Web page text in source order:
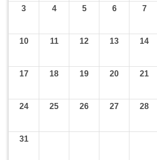
3 4 5 6 7
10 11 12 13 14
17 18 19 20 21
24 25 26 27 28
31